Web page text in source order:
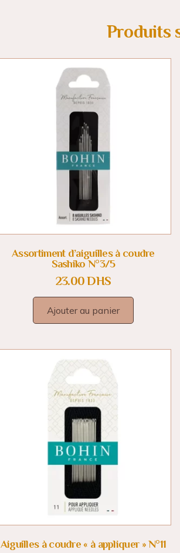
Produits
Assortiment d’aiguilles à coudre
Sashiko N°3/5
23.00DHS
Ajouter au panier
Aiguilles à coudre « à appliquer » N°11